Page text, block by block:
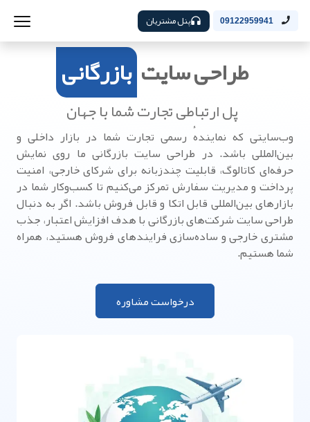
09122959941 پنل مشتریان
طراحی سایت بازرگانی
پل ارتباطی تجارت شما با جهان
وب‌سایتی که نمایندهٔ رسمی تجارت شما در بازار داخلی و
بین‌المللی باشد. در طراحی سایت بازرگانی ما روی نمایش
حرفه‌ای کاتالوگ، قابلیت چندزبانه برای شرکای خارجی، امنیت
پرداخت و مدیریت سفارش تمرکز می‌کنیم تا کسب‌و‌کار شما در
بازار‌های بین‌المللی قابل اتکا و قابل فروش باشد. اگر به دنبال
طراحی سایت شرکت‌های بازرگانی با هدف افزایش اعتبار، جذب
مشتری خارجی و ساده‌سازی فرایندهای فروش هستید، همراه
شما هستیم.
درخواست مشاوره